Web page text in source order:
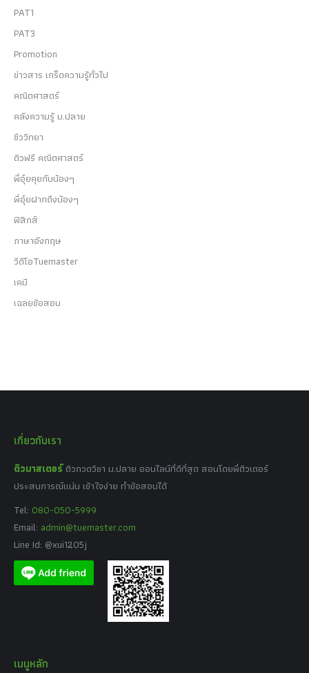
PAT1
PAT3
Promotion
ข่าวสาร เกร็ดความรู้ทั่วไป
คณิตศาสตร์
คลังความรู้ ม.ปลาย
ชีววิทยา
ติวฟรี คณิตศาสตร์
พี่อุ๋ยคุยกับน้องๆ
พี่อุ๋ยฝากถึงน้องๆ
ฟิสิกส์
ภาษาอังกฤษ
วีดีโอTuemaster
เคมี
เฉลยข้อสอบ
เกี่ยวกับเรา
ติวมาสเตอร์ ติวกวดวิชา ม.ปลาย ออนไลน์ที่ดีที่สุด สอนโดยพี่ติวเตอร์
ประสบการณ์แน่น เข้าใจง่าย ทำข้อสอบได้
Tel: 080-050-5999
Email: admin@tuemaster.com
Line Id: @xui1205j
เมนูหลัก